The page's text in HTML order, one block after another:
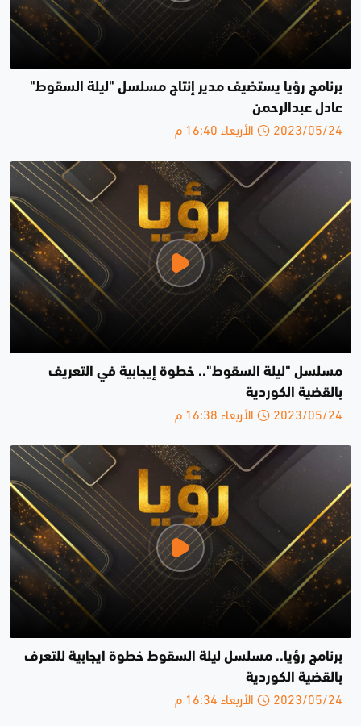
برنامج رؤيا يستضيف مدير إنتاج مسلسل "ليلة السقوط"
عادل عبدالرحمن
2023/05/24 الأربعاء 16:40 م
مسلسل "ليلة السقوط".. خطوة إيجابية في التعريف
بالقضية الكوردية
2023/05/24 الأربعاء 16:38 م
برنامج رؤيا.. مسلسل ليلة السقوط خطوة ايجابية للتعرف
بالقضية الكوردية
2023/05/24 الأربعاء 16:34 م